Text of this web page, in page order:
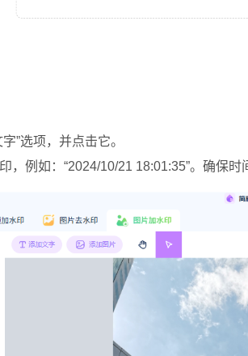
”选项，并点击它。
，例如：“2024/10/21 18:01:35”。确保时